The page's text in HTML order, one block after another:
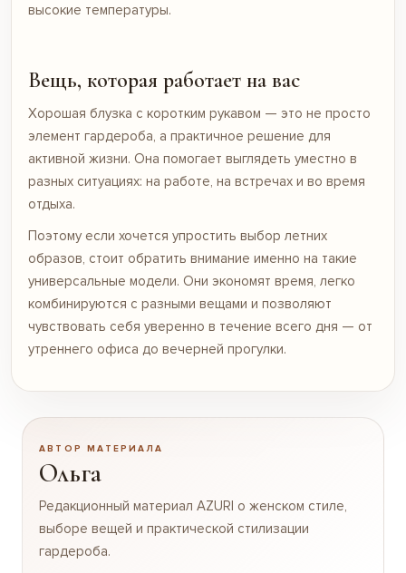
высокие температуры.
Вещь, которая работает на вас
Хорошая блузка с коротким рукавом — это не просто
элемент гардероба, а практичное решение для
активной жизни. Она помогает выглядеть уместно в
разных ситуациях: на работе, на встречах и во время
отдыха.
Поэтому если хочется упростить выбор летних
образов, стоит обратить внимание именно на такие
универсальные модели. Они экономят время, легко
комбинируются с разными вещами и позволяют
чувствовать себя уверенно в течение всего дня — от
утреннего офиса до вечерней прогулки.
АВТОР МАТЕРИАЛА
Ольга
Редакционный материал AZURI о женском стиле,
выборе вещей и практической стилизации
гардероба.